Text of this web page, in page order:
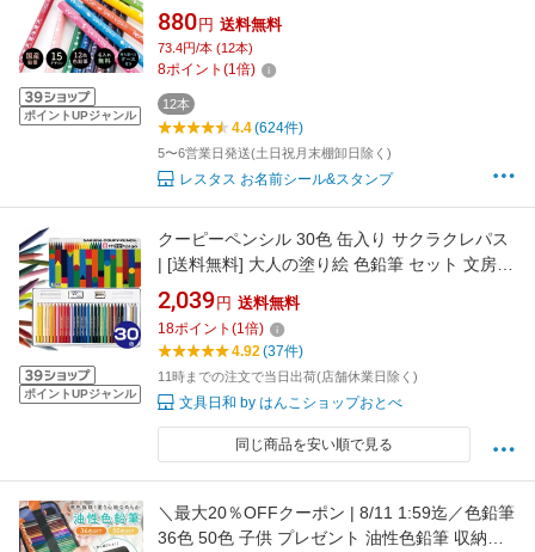
ポイントUPジャンル
ぴつ エンピツ 名前 名入り 名前入り なまえ 名
入れえんぴつ 鉛筆名入れ 1000円以下 プチギフ
ト 名入れ
880 円 送料無料
73.4円/本 (12本)
8ポイント (1倍)
12本
4.4(624件)
5〜6営業日発送(土日祝月末棚卸日除く)
レスタス お名前シール&スタンプ
ポイントUPジャンル
クーピーペンシル 30色 缶入り サクラクレパス
| [送料無料] 大人の塗り絵 色鉛筆 セット 文房具
クーピー 30色 塗り絵 文具 誕生日プレゼント
工作 ぬりえ coupy ギフト クレヨン 色えんぴつ
スケッチ くーぴー 風景画 筆記具 筆記用具 暑中
見舞い プレゼント
2,039 円 送料無料
18ポイント (1倍)
4.92(37件)
11時までの注文で当日出荷(店舗休業日除く)
文具日和 by はんこショップおとべ
同じ商品を安い順で見る
＼最大20％OFFクーポン | 8/11 1:59迄／色鉛筆
36色 50色 子供 プレゼント 油性色鉛筆 収納ケ